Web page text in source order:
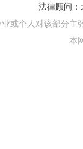
法律顾问：
或个人对该部分
本